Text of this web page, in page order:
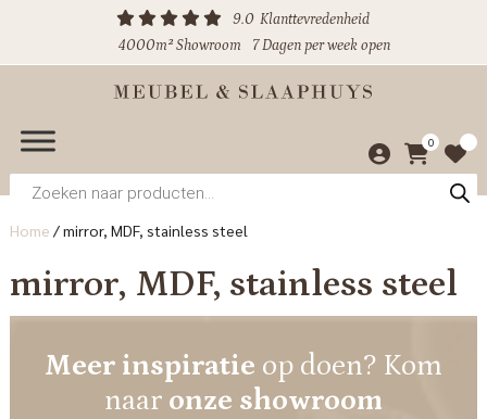
9.0 Klanttevredenheid
4000m² Showroom
7 Dagen per week open
0
Producten
zoeken
Home /mirror, MDF, stainless steel
mirror, MDF, stainless steel
Meer inspiratie op doen? Kom
naar onze showroom